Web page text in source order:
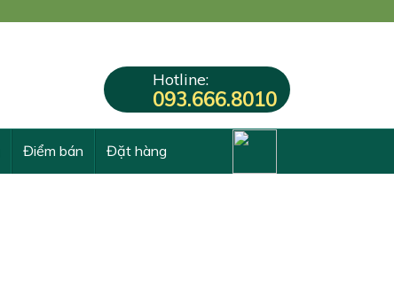
Hotline:
093.666.8010
Điểm bán Đặt hàng